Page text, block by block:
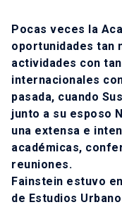
Pocas veces la
oportunidades tan
actividades con
internacionales
pasada, cuando
junto a su esposo
una extensa e
académicas,
reuniones.
Fainstein estuvo
de Estudios